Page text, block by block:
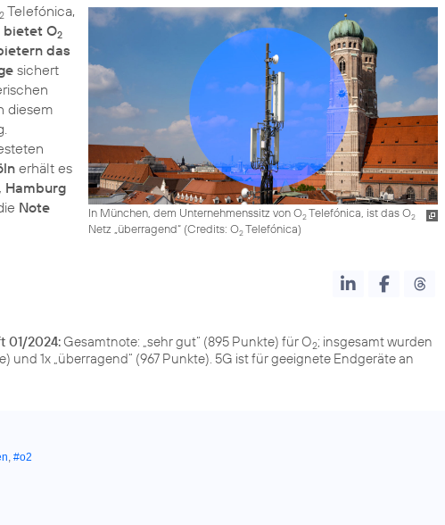
In München, dem Unternehmenssitz von O2Telefónica, ist das O2
Netz „überragend“ (Credits: O2Telefónica)
2 Telefónica,
bietet O2
das
sichert
diesem
erhält es
Hamburg
Note
01/2024:Gesamtnote: „sehr gut“ (895 Punkte) für O2; insgesamt wurden
und 1x „überragend“ (967 Punkte). 5G ist für geeignete Endgeräte an
#o2